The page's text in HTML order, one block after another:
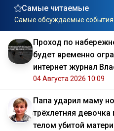
Самые читаемые
Самые обсуждаемые события
Проход по
будет временно
интернет журнал
04 Августа 2026 10:09
Папа ударил маму
трёхлетняя
телом убитой матери